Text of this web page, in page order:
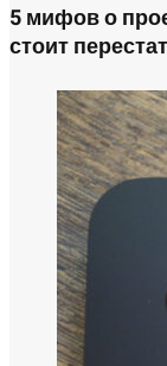
5 мифов о
стоит